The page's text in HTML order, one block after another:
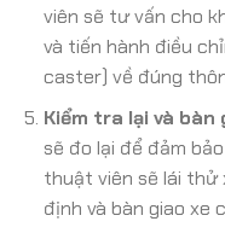
viên sẽ tư vấn cho
và tiến hành điều
caster) về đúng
Kiểm tra lại và bàn
sẽ đo lại để đảm
thuật viên sẽ lái thử
định và bàn giao xe